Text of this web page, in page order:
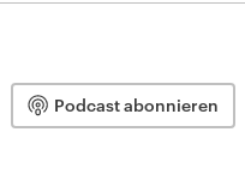
Podcast abonnieren